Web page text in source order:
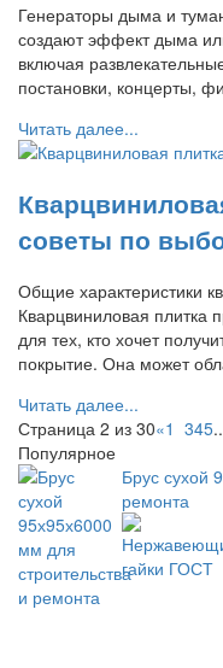
Генераторы дыма и
создают эффект дыма
включая
постановки, концерты,
Читать далее...
советы по
Общие характеристики
Кварцвиниловая плитка
для тех, кто хочет
покрытие. Она может
Читать далее...
Страница 2 из 30«1 345
Популярное
Брус сухой
ремонта